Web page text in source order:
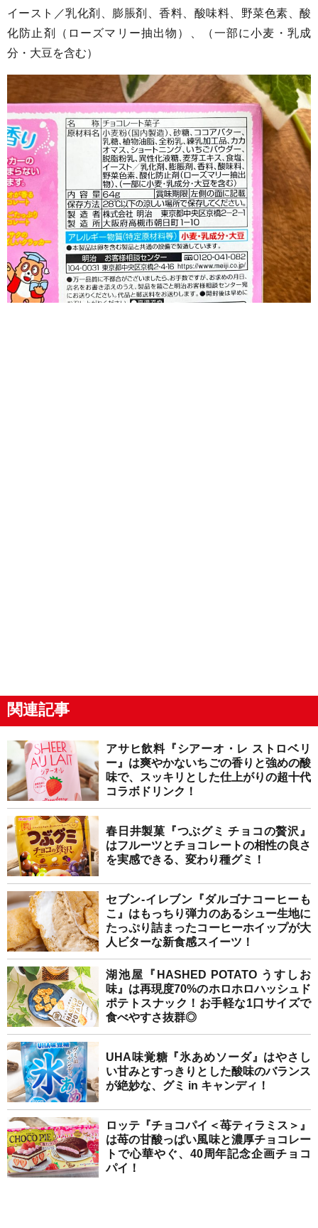
イースト／乳化剤、膨脹剤、香料、酸味料、野菜色素、酸
化防止剤（ローズマリー抽出物）、（一部に小麦・乳成
分・大豆を含む）
関連記事
アサヒ飲料『シアーオ・レ ストロベリ
ー』は爽やかないちごの香りと強めの酸
味で、スッキリとした仕上がりの超十代
コラボドリンク！
春日井製菓『つぶグミ チョコの贅沢』
はフルーツとチョコレートの相性の良さ
を実感できる、変わり種グミ！
セブン-イレブン『ダルゴナコーヒーも
こ』はもっちり弾力のあるシュー生地に
たっぷり詰まったコーヒーホイップが大
人ビターな新食感スイーツ！
湖池屋『HASHED POTATO うすしお
味』は再現度70%のホロホロハッシュド
ポテトスナック！お手軽な1口サイズで
食べやすさ抜群◎
UHA味覚糖『氷あめソーダ』はやさし
い甘みとすっきりとした酸味のバランス
が絶妙な、グミ in キャンディ！
ロッテ『チョコパイ＜苺ティラミス＞』
は苺の甘酸っぱい風味と濃厚チョコレー
トで心華やぐ、40周年記念企画チョコ
パイ！